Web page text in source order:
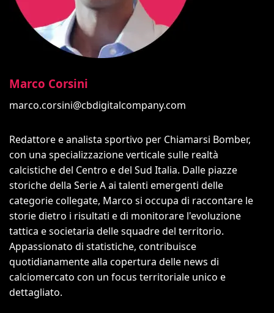
Marco Corsini
marco.corsini@cbdigitalcompany.com
Redattore e analista sportivo per Chiamarsi Bomber,
con una specializzazione verticale sulle realtà
calcistiche del Centro e del Sud Italia. Dalle piazze
storiche della Serie A ai talenti emergenti delle
categorie collegate, Marco si occupa di raccontare le
storie dietro i risultati e di monitorare l'evoluzione
tattica e societaria delle squadre del territorio.
Appassionato di statistiche, contribuisce
quotidianamente alla copertura delle news di
calciomercato con un focus territoriale unico e
dettagliato.